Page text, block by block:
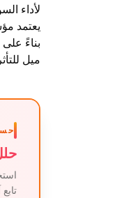
لأداء
يعتمد
بناءً
ميل